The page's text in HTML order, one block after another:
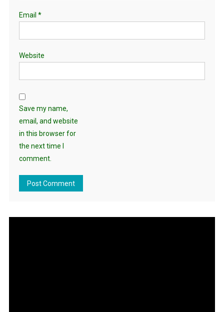
Email *
Website
Save my name,
email, and website
in this browser for
the next time I
comment.